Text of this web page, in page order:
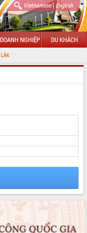
Vietnamese| English
DOANH NGHIỆP DU KHÁCH